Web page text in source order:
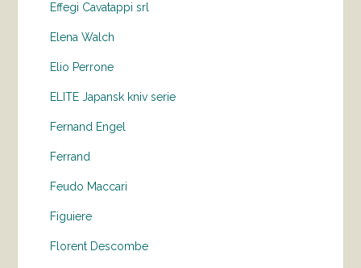
Effegi Cavatappi srl
Elena Walch
Elio Perrone
ELITE Japansk kniv serie
Fernand Engel
Ferrand
Feudo Maccari
Figuiere
Florent Descombe